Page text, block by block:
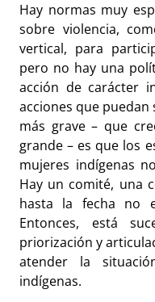
Hay normas muy
sobre violencia,
vertical, para
pero no hay una
acción de carácter
acciones que puedan
más grave – que
grande – es que los
mujeres indígenas
Hay un comité, una
hasta la fecha no
Entonces, está
priorización y
atender la
indígenas.